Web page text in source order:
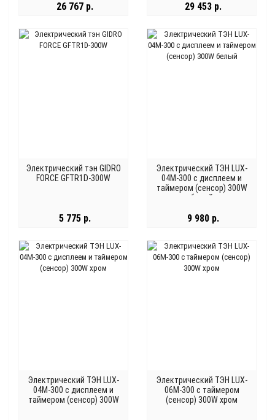
26 767 р. 29 453 р.
Электрический тэн GIDRO
FORCE GFTR1D-300W
5 775 р.
Электрический ТЭН LUX-
04М-300 с дисплеем и
таймером (сенсор) 300W
белый
9 980 р.
Электрический ТЭН LUX-
04М-300 с дисплеем и
таймером (сенсор) 300W
Электрический ТЭН LUX-
06М-300 с таймером
(сенсор) 300W хром